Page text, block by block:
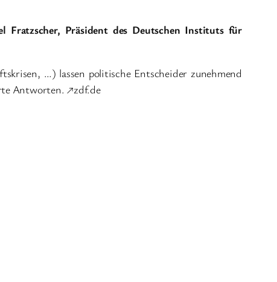
Präsident des Deutschen Instituts für
…) lassen politische Entscheider zunehmend
Antworten. ↗zdf.de